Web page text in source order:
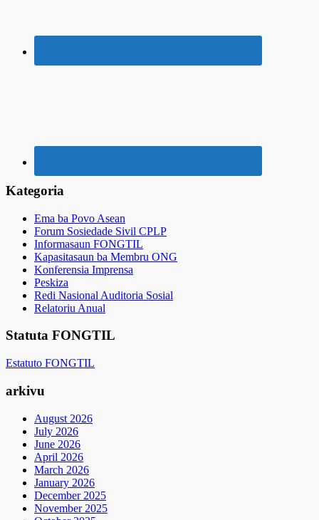
Kategoria
Ema ba Povo Asean
Forum Sosiedade Sivil CPLP
Informasaun FONGTIL
Kapasitasaun ba Membru ONG
Konferensia Imprensa
Peskiza
Redi Nasional Auditoria Sosial
Relatoriu Anual
Statuta FONGTIL
Estatuto FONGTIL
arkivu
August 2026
July 2026
June 2026
April 2026
March 2026
January 2026
December 2025
November 2025